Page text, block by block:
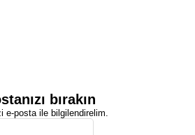
bırakın
e-posta ile bilgilendirelim.